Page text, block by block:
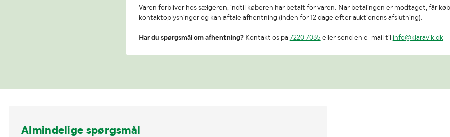
Varen forbliver hos sælgeren, indtil køberen har betalt for varen. Når betalingen er modtaget, får
kontaktoplysninger og kan aftale afhentning (inden for 12 dage efter auktionens afslutning).
Har du spørgsmål om afhentning?Kontakt os på 7220 7035 eller send en e-mail til info@klaravik.dk
Almindelige spørgsmål